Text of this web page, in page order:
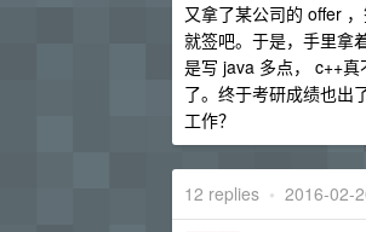
又拿了某公司的 offer
就签吧。于是，手里拿
是写 java 多点， c++
了。终于考研成绩也出
工作？
12 replies • 2016-02-